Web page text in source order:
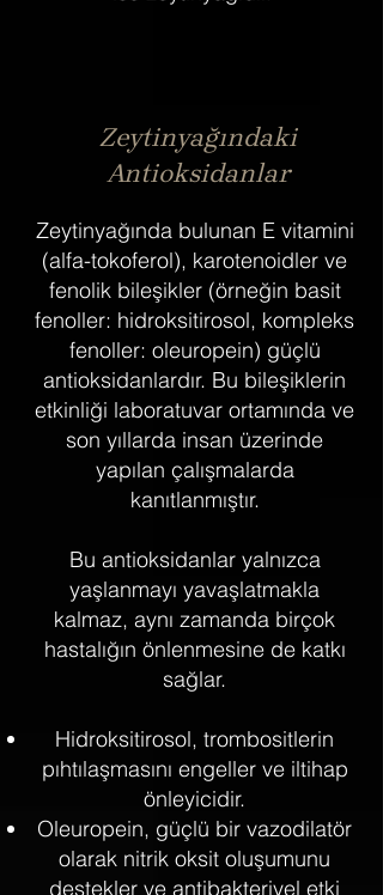
Zeytinyağındaki
Antioksidanlar
Zeytinyağında bulunan E vitamini
(alfa-tokoferol), karotenoidler ve
fenolik bileşikler (örneğin basit
fenoller: hidroksitirosol, kompleks
fenoller: oleuropein) güçlü
antioksidanlardır. Bu bileşiklerin
etkinliği laboratuvar ortamında ve
son yıllarda insan üzerinde
yapılan çalışmalarda
kanıtlanmıştır.
Bu antioksidanlar yalnızca
yaşlanmayı yavaşlatmakla
kalmaz, aynı zamanda birçok
hastalığın önlenmesine de katkı
sağlar.
Hidroksitirosol, trombositlerin
pıhtılaşmasını engeller ve iltihap
önleyicidir.
Oleuropein, güçlü bir vazodilatör
olarak nitrik oksit oluşumunu
destekler ve antibakteriyel etki